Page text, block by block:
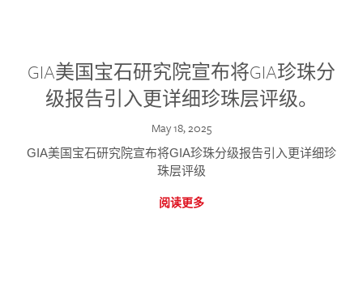
GIA美国宝石研究院宣布将GIA珍珠分
级报告引入更详细珍珠层评级。
May 18, 2025
GIA美国宝石研究院宣布将GIA珍珠分级报告引入更详细珍
珠层评级
阅读更多